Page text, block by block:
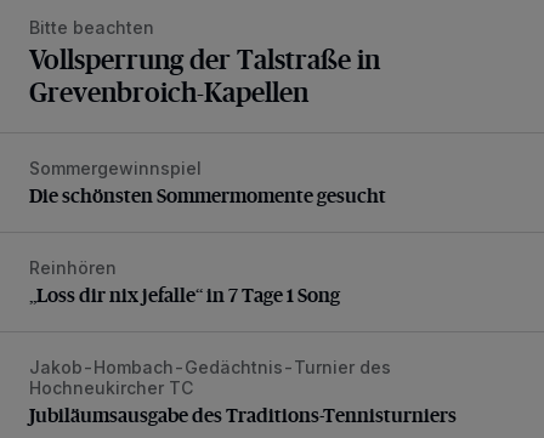
Bitte beachten
Vollsperrung der Talstraße in
Grevenbroich-Kapellen
Die schönsten Sommermomente gesucht
Sommergewinnspiel
Die schönsten Sommermomente gesucht
„Loss dir nix jefalle“ in 7 Tage 1 Song
Reinhören
„Loss dir nix jefalle“ in 7 Tage 1 Song
Jubiläumsausgabe des Traditions-Tennisturniers
Jakob-Hombach-Gedächtnis-Turnier des
Hochneukircher TC
Jubiläumsausgabe des Traditions-Tennisturniers